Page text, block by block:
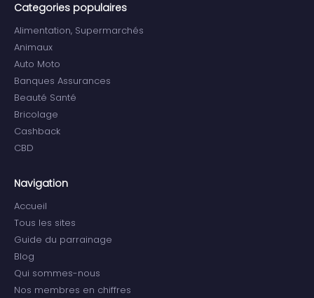
Categories populaires
Alimentation, Supermarchés
Animaux
Auto Moto
Banques Assurances
Beauté Santé
Bricolage
Cashback
CBD
Navigation
Accueil
Tous les sites
Guide du parrainage
Blog
Qui sommes-nous
Nos membres en chiffres